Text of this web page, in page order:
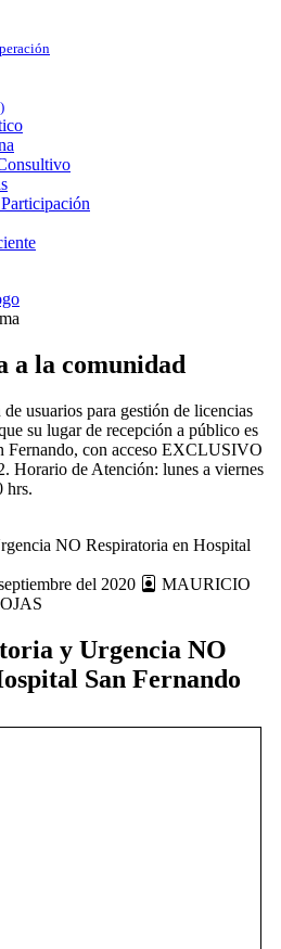
la comunidad
usuarios para gestión de licencias
su lugar de recepción a público es
Fernando, con acceso EXCLUSIVO
Horario de Atención: lunes a viernes
hrs.
del 2020
MAURICIO
y Urgencia NO
San Fernando